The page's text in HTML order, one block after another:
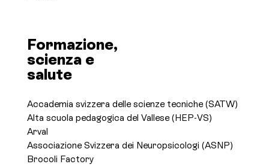
Formazione,
scienza e
salute
Accademia svizzera delle scienze tecniche (SATW)
Alta scuola pedagogica del Vallese (HEP-VS)
Arval
Associazione Svizzera dei Neuropsicologi (ASNP)
Brocoli Factory